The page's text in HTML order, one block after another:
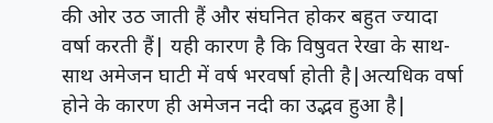
की ओर उठ जाती हैं और संघनित होकर बहुत ज्यादा
वर्षा करती हैं| यही कारण है कि विषुवत रेखा के साथ-
साथ अमेजन घाटी में वर्ष भरवर्षा होती है|अत्यधिक वर्षा
होने के कारण ही अमेजन नदी का उद्भव हुआ है|